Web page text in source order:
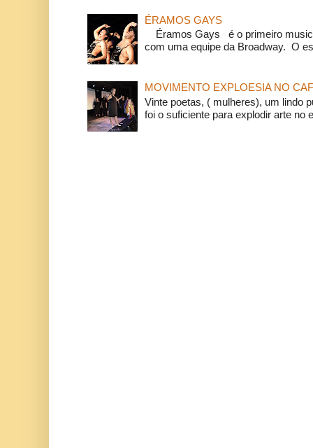
ÉRAMOS GAYS
Éramos Gays é o primeiro
com uma equipe da Broadway. O
MOVIMENTO EXPLOESIA NO
Vinte poetas, ( mulheres), um lindo
foi o suficiente para explodir arte no